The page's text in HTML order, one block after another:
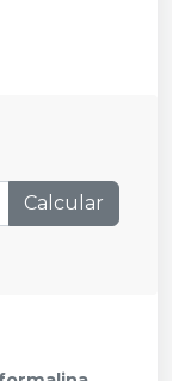
Calcular